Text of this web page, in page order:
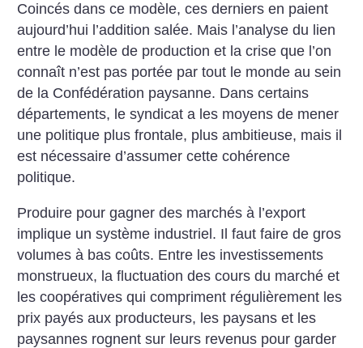
Coincés dans ce modèle, ces derniers en paient
aujourd’hui l’addition salée. Mais l’analyse du lien
entre le modèle de production et la crise que l’on
connaît n’est pas portée par tout le monde au sein
de la Confédération paysanne. Dans certains
départements, le syndicat a les moyens de mener
une politique plus frontale, plus ambitieuse, mais il
est nécessaire d’assumer cette cohérence
politique.
Produire pour gagner des marchés à l’export
implique un système industriel. Il faut faire de gros
volumes à bas coûts. Entre les investissements
monstrueux, la fluctuation des cours du marché et
les coopératives qui compriment régulièrement les
prix payés aux producteurs, les paysans et les
paysannes rognent sur leurs revenus pour garder